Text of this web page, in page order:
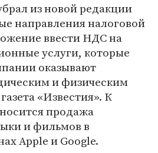
из новой редакции
направления налоговой
ввести НДС на
услуги, которые
оказывают
и физическим
«Известия». К
продажа
и фильмов в
Apple и Google.